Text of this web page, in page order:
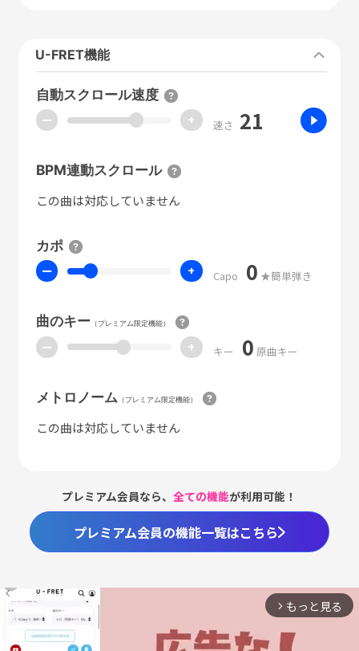
U-FRET機能
自動スクロール速度
ー + 速さ 21
BPM連動スクロール
この曲は対応していません
カポ
ー + Capo 0 ★簡単弾き
曲のキー（プレミアム限定機能）
ー + キー 0 原曲キー
メトロノーム （プレミアム限定機能）
この曲は対応していません
プレミアム会員なら、全ての機能が利用可能！
プレミアム会員の機能一覧はこちら
arrow_forward_ios もっと見る